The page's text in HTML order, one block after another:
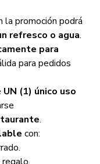
la promoción podrá
refresco o agua.
para
para pedidos
UN (1) único uso
.
con: